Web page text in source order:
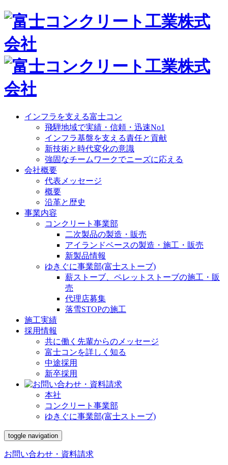
インフラを支える富士コン
飛騨地域で実績・信頼・迅速No1
インフラ基盤を支える責任と貢献
新技術と時代変化の意識
強固なチームワークでニーズに応える
会社概要
代表メッセージ
概要
沿革と歴史
事業内容
コンクリート事業部
二次製品の製造・販売
アイランドベースの製造・施工・販売
新製品情報
ゆきぐに事業部(富士ストーブ)
薪ストーブ、ペレットストーブの施工・販
売
代理店募集
落雪STOPの施工
施工実績
採用情報
共に働く先輩からのメッセージ
富士コンを詳しく知る
中途採用
新卒採用
本社
コンクリート事業部
ゆきぐに事業部(富士ストーブ)
toggle navigation
お問い合わせ・資料請求